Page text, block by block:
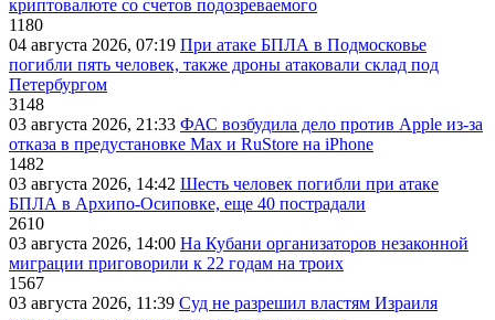
криптовалюте со счетов подозреваемого
1180
04 августа 2026, 07:19 При атаке БПЛА в Подмосковье
погибли пять человек, также дроны атаковали склад под
Петербургом
3148
03 августа 2026, 21:33 ФАС возбудила дело против Apple из-за
отказа в предустановке Max и RuStore на iPhone
1482
03 августа 2026, 14:42 Шесть человек погибли при атаке
БПЛА в Архипо-Осиповке, еще 40 пострадали
2610
03 августа 2026, 14:00 На Кубани организаторов незаконной
миграции приговорили к 22 годам на троих
1567
03 августа 2026, 11:39 Суд не разрешил властям Израиля